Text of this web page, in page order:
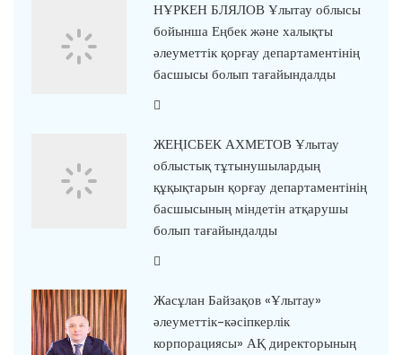
НҰРКЕН БЛЯЛОВ Ұлытау облысы
бойынша Еңбек және халықты
әлеуметтік қорғау департаментінің
басшысы болып тағайындалды
ЖЕҢІСБЕК АХМЕТОВ Ұлытау
облыстық тұтынушылардың
құқықтарын қорғау департаментінің
басшысының міндетін атқарушы
болып тағайындалды
Жасұлан Байзақов «Ұлытау»
әлеуметтік-кәсіпкерлік
корпорациясы» АҚ директорының